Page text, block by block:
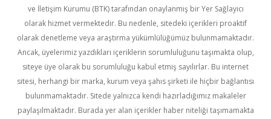
ve İletişim Kurumu (BTK) tarafından onaylanmış bir Yer Sağlayıcı
olarak hizmet vermektedir. Bu nedenle, sitedeki içerikleri proaktif
olarak denetleme veya araştırma yükümlülüğümüz bulunmamaktadır.
Ancak, üyelerimiz yazdıkları içeriklerin sorumluluğunu taşımakta olup,
siteye üye olarak bu sorumluluğu kabul etmiş sayılırlar. Bu internet
sitesi, herhangi bir marka, kurum veya şahıs şirketi ile hiçbir bağlantısı
bulunmamaktadır. Sitede yalnızca kendi hazırladığımız makaleler
paylaşılmaktadır. Burada yer alan içerikler haber niteliği taşımamakta